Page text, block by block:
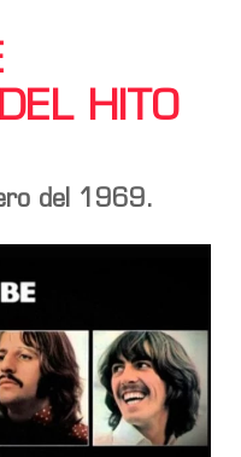
HITO
del 1969.